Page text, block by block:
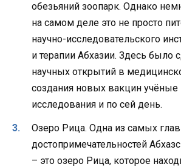
обезьяний зоопарк. Однако
на самом деле это не просто
научно-исследовательского
и терапии Абхазии. Здесь было
научных открытий в
создания новых вакцин
исследования и по сей день.
Озеро Рица. Одна из самых
достопримечательностей
– это озеро Рица, которое